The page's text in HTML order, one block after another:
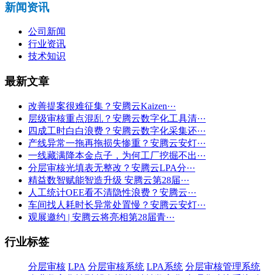
新闻资讯
公司新闻
行业资讯
技术知识
最新文章
改善提案很难征集？安腾云Kaizen···
层级审核重点混乱？安腾云数字化工具清···
四成工时白白浪费？安腾云数字化采集还···
产线异常一拖再拖损失惨重？安腾云安灯···
一线藏满降本金点子，为何工厂挖掘不出···
分层审核光填表无整改？安腾云LPA分···
精益数智赋能智造升级 安腾云第28届···
人工统计OEE看不清隐性浪费？安腾云···
车间找人耗时长异常处置慢？安腾云安灯···
观展邀约 | 安腾云将亮相第28届青···
行业标签
分层审核 LPA 分层审核系统 LPA系统 分层审核管理系统